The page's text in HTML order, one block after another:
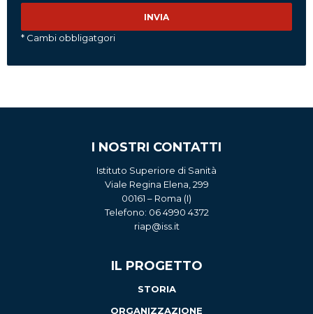
* Cambi obbligatgori
I NOSTRI CONTATTI
Istituto Superiore di Sanità
Viale Regina Elena, 299
00161 – Roma (I)
Telefono: 06 4990 4372
riap@iss.it
IL PROGETTO
STORIA
ORGANIZZAZIONE